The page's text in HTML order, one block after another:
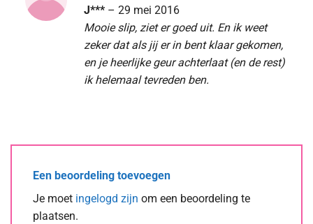
Waardering
J*** – 29 mei 2016
Mooie slip, ziet er goed uit. En ik weet
zeker dat als jij er in bent klaar gekomen,
en je heerlijke geur achterlaat (en de rest)
ik helemaal tevreden ben.
Een beoordeling toevoegen
Je moet ingelogd zijn om een beoordeling te
plaatsen.